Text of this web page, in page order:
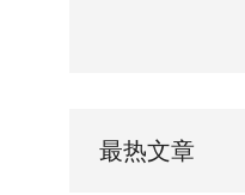
最热文章